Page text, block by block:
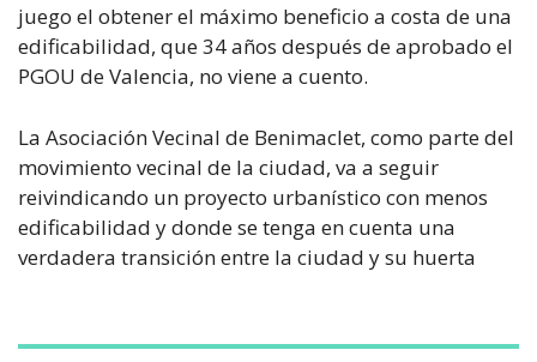
juego el obtener el máximo beneficio a costa de una
edificabilidad, que 34 años después de aprobado el
PGOU de Valencia, no viene a cuento.
La Asociación Vecinal de Benimaclet, como parte del
movimiento vecinal de la ciudad, va a seguir
reivindicando un proyecto urbanístico con menos
edificabilidad y donde se tenga en cuenta una
verdadera transición entre la ciudad y su huerta